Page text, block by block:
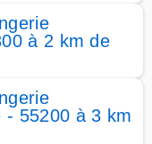
à 2 km de
- 55200 à 3 km